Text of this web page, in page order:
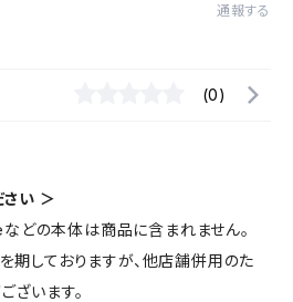
通報する
(0)
さい ＞
どの本体は商品に含まれません。
しておりますが、他店舗併用のた
ざいます。